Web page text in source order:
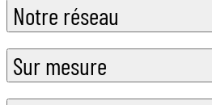
Notre réseau
Sur mesure